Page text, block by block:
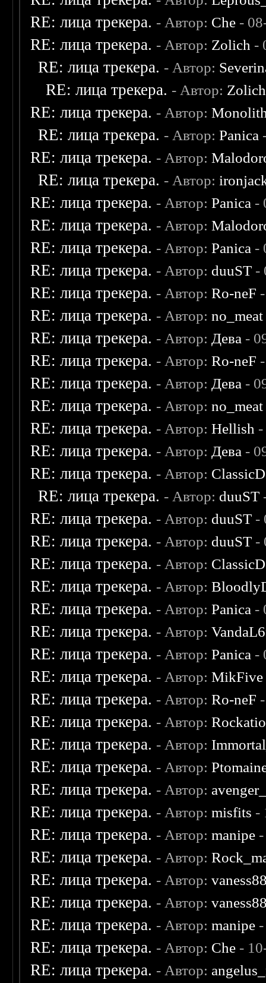
RE: лица трекера. - Автор: Che -
RE: лица трекера. - Автор: Zolich -
RE: лица трекера. - Автор:
RE: лица трекера. - Автор: Zolich
RE: лица трекера. - Автор:
RE: лица трекера. - Автор:Panica
RE: лица трекера. - Автор:
RE: лица трекера. - Автор:
RE: лица трекера. - Автор:Panica -
RE: лица трекера. - Автор:
RE: лица трекера. - Автор:Panica -
RE: лица трекера. - Автор: duuST -
RE: лица трекера. - Автор:Ro-neF
RE: лица трекера. - Автор:no_meat
RE: лица трекера. - Автор: Дева -
RE: лица трекера. - Автор:Ro-neF
RE: лица трекера. - Автор: Дева -
RE: лица трекера. - Автор:no_meat
RE: лица трекера. - Автор:Hellish
RE: лица трекера. - Автор: Дева -
RE: лица трекера. - Автор:
RE: лица трекера. - Автор: duuST
RE: лица трекера. - Автор: duuST -
RE: лица трекера. - Автор: duuST -
RE: лица трекера. - Автор:
RE: лица трекера. - Автор:
RE: лица трекера. - Автор:Panica -
RE: лица трекера. - Автор:
RE: лица трекера. - Автор:Panica -
RE: лица трекера. - Автор:MikFive
RE: лица трекера. - Автор:Ro-neF
RE: лица трекера. - Автор:
RE: лица трекера. - Автор:
RE: лица трекера. - Автор:
RE: лица трекера. - Автор:
RE: лица трекера. - Автор:misfits -
RE: лица трекера. - Автор:manipe
RE: лица трекера. - Автор:
RE: лица трекера. - Автор:
RE: лица трекера. - Автор:
RE: лица трекера. - Автор:manipe
RE: лица трекера. - Автор: Che -
RE: лица трекера. - Автор: